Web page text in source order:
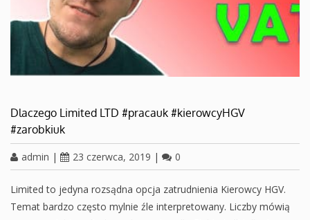
Dlaczego Limited LTD #pracauk #kierowcyHGV
#zarobkiuk
admin | 23 czerwca, 2019 | 0
Limited to jedyna rozsądna opcja zatrudnienia Kierowcy HGV.
Temat bardzo często mylnie źle interpretowany. Liczby mówią